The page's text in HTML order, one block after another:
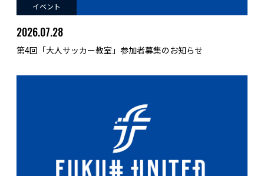
イベント
2026.07.28
第4回「大人サッカー教室」参加者募集のお知らせ